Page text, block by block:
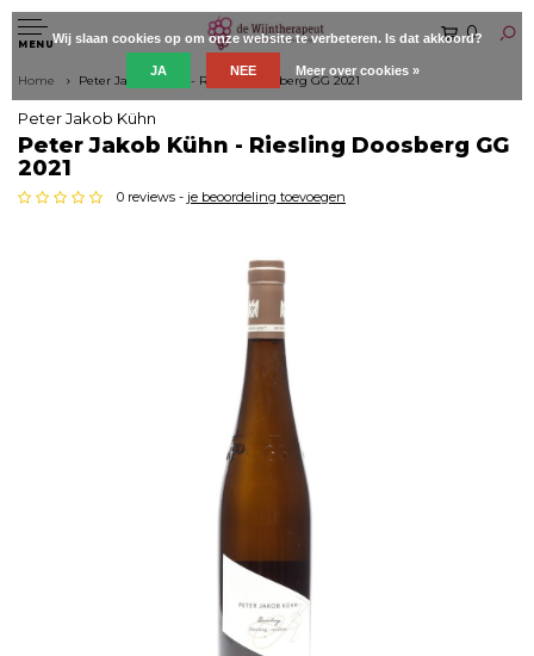
MENU
0
Home Peter Jakob Kühn - Riesling Doosberg GG 2021
Peter Jakob Kühn
Peter Jakob Kühn - Riesling Doosberg GG
2021
0 reviews - je beoordeling toevoegen
Wij slaan cookies op om onze website te verbeteren. Is dat akkoord?
JA NEE Meer over cookies »